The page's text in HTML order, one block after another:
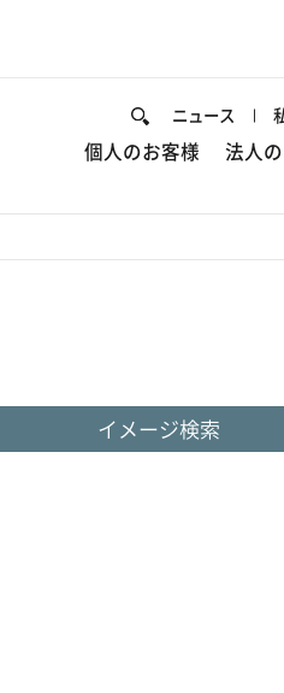
ニュース
個人のお客様 法人
イメージ検索